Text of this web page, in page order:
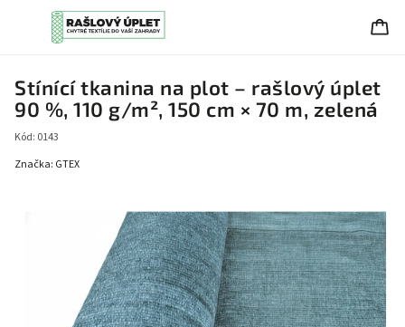
Stínící tkanina na plot – rašlový úplet
90 %, 110 g/m², 150 cm × 70 m, zelená
Kód: 0143
Značka: GTEX